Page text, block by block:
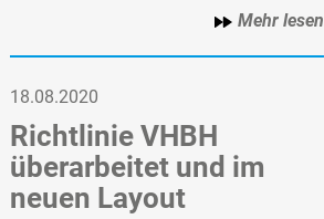
Mehr lesen
18.08.2020
Richtlinie VHBH
überarbeitet und im
neuen Layout